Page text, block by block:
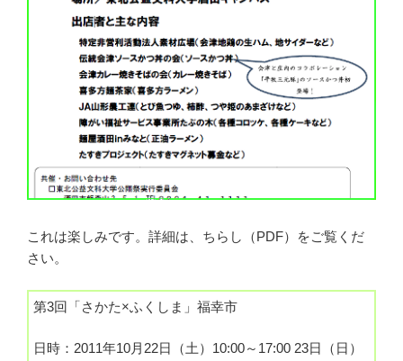
これは楽しみです。詳細は、ちらし（PDF）をご覧くだ
さい。
第3回「さかた×ふくしま」福幸市
日時：2011年10月22日（土）10:00～17:00 23日（日）